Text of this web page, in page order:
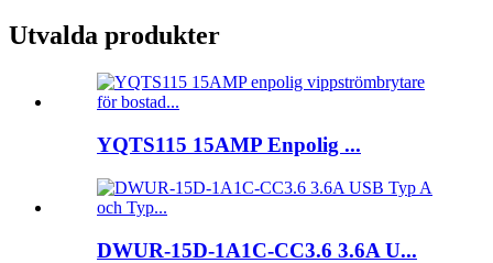
Utvalda produkter
YQTS115 15AMP Enpolig ...
DWUR-15D-1A1C-CC3.6 3.6A U...